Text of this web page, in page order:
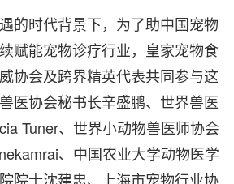
的时代背景下，为了助中国宠物
赋能宠物诊疗行业，皇家宠物食
协会及跨界精英代表共同参与这
医协会秘书长辛盛鹏、世界兽医
Tuner、世界小动物兽医师协会
、中国农业大学动物医学
院士沈建忠、上海市宠物行业协